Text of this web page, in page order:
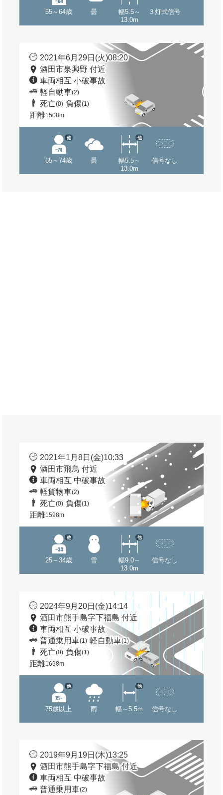
55～64歳 曇
幅5.5～
13.0m
３灯式信号
2021年6月29日(火)08:20
酒田市泉興野 付近
車両相互 小破事故
軽自動車(2)
死亡(0) 負傷(1)
距離1508m
65～74歳
他
曇
幅5.5～
13.0m
他
信号なし
2021年1月8日(金)10:33
酒田市飛鳥 付近
車両相互 中破事故
軽貨物車(2)
死亡(0) 負傷(1)
距離1598m
25～34歳
他
雪
幅9.0～
13.0m
他
信号なし
2024年9月20日(金)14:14
酒田市熊手島字下福島 付近
車両相互 小破事故
普通乗用車(1) 軽自動車(1)
死亡(0) 負傷(1)
距離1698m
75歳以上
他
雨 幅～5.5m
他
信号なし
2019年9月19日(木)13:25
酒田市熊手島字下福島 付近
車両相互 中破事故
普通乗用車(2)